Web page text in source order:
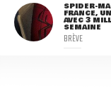
SPIDER-
FRANCE,
AVEC 3
SEMAINE
BRÈVE